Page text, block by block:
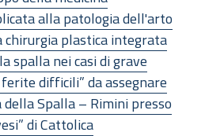
alla patologia dell'arto
chirurgia plastica integrata
spalla nei casi di grave
difficili” da assegnare
della Spalla – Rimini presso
di Cattolica